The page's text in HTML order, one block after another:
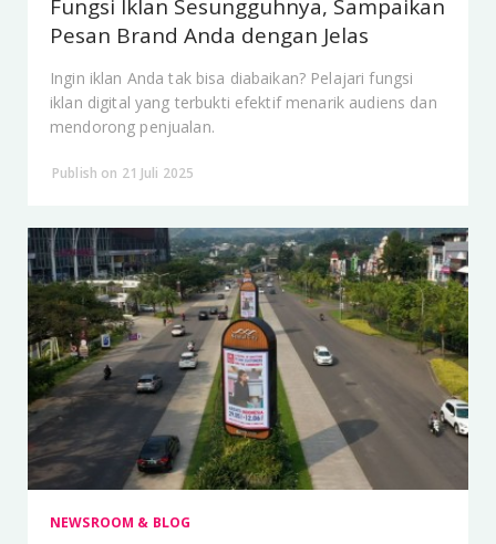
Fungsi Iklan Sesungguhnya, Sampaikan
Pesan Brand Anda dengan Jelas
Ingin iklan Anda tak bisa diabaikan? Pelajari fungsi
iklan digital yang terbukti efektif menarik audiens dan
mendorong penjualan.
Publish on 21 Juli 2025
NEWSROOM & BLOG